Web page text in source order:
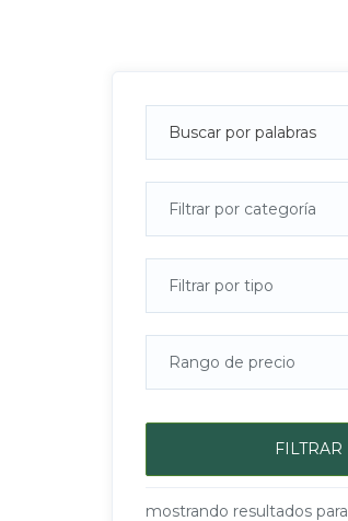
Filtrar por categoría
Filtrar por tipo
Rango de precio
FILTRAR
mostrando resultados para